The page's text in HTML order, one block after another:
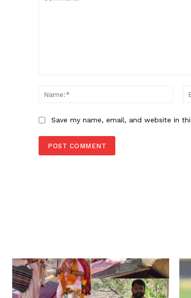
Save my name, email, and website in